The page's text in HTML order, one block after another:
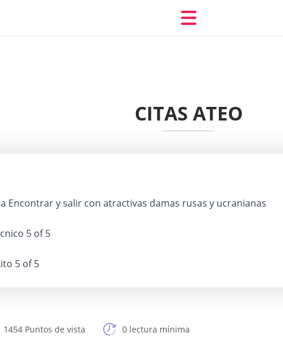
CITAS ATEO
Encontrar y salir con atractivas damas rusas y ucranianas
5 of 5
5 of 5
1454 Puntos de vista 0 lectura mínima